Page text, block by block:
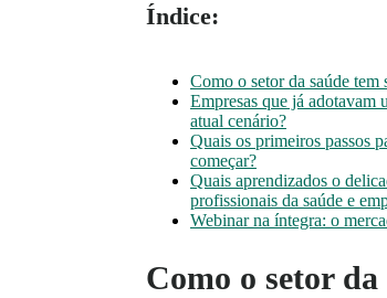
Índice:
Como o setor da saúde tem
Empresas que já adotavam
atual cenário?
Quais os primeiros passos
começar?
Quais aprendizados o
profissionais da saúde e
Webinar na íntegra: o
Como o setor